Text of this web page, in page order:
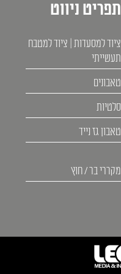
תפריט ניווט
ציוד למסעדות | ציוד למטבח
תעשייתי
טאבונים
סלטיות
טאבון גז נייד
מקררי בר / חוץ